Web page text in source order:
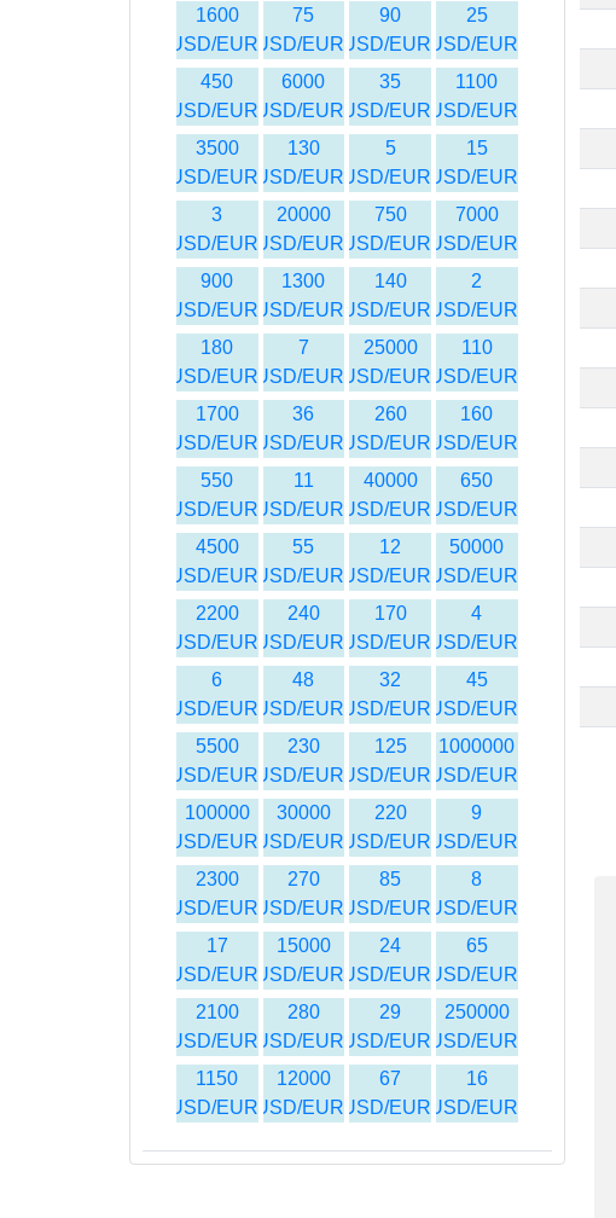
25
USD/EUR
90
USD/EUR
75
USD/EUR
1600
USD/EUR
1100
USD/EUR
35
USD/EUR
6000
USD/EUR
450
USD/EUR
15
USD/EUR
5
USD/EUR
130
USD/EUR
3500
USD/EUR
7000
USD/EUR
750
USD/EUR
20000
USD/EUR
3
USD/EUR
2
USD/EUR
140
USD/EUR
1300
USD/EUR
900
USD/EUR
110
USD/EUR
25000
USD/EUR
7
USD/EUR
180
USD/EUR
160
USD/EUR
260
USD/EUR
36
USD/EUR
1700
USD/EUR
650
USD/EUR
40000
USD/EUR
11
USD/EUR
550
USD/EUR
50000
USD/EUR
12
USD/EUR
55
USD/EUR
4500
USD/EUR
4
USD/EUR
170
USD/EUR
240
USD/EUR
2200
USD/EUR
45
USD/EUR
32
USD/EUR
48
USD/EUR
6
USD/EUR
1000000
USD/EUR
125
USD/EUR
230
USD/EUR
5500
USD/EUR
9
USD/EUR
220
USD/EUR
30000
USD/EUR
100000
USD/EUR
8
USD/EUR
85
USD/EUR
270
USD/EUR
2300
USD/EUR
65
USD/EUR
24
USD/EUR
15000
USD/EUR
17
USD/EUR
250000
USD/EUR
29
USD/EUR
280
USD/EUR
2100
USD/EUR
16
USD/EUR
67
USD/EUR
12000
USD/EUR
1150
USD/EUR